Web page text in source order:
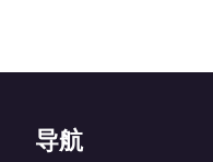
导航